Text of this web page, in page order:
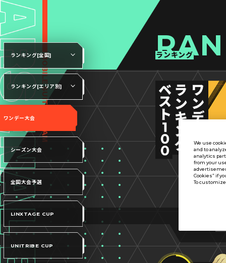
ランキング
ランキング[全国]
ランキング[エリア別]
ワンデー大会
シーズン大会
全国大会予選
LINXTAGE CUP
UNITRIBE CUP
We use
and to
analytics
from your
Cookies” if
To